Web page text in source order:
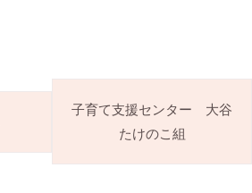
子育て支援センター 大谷
たけのこ組